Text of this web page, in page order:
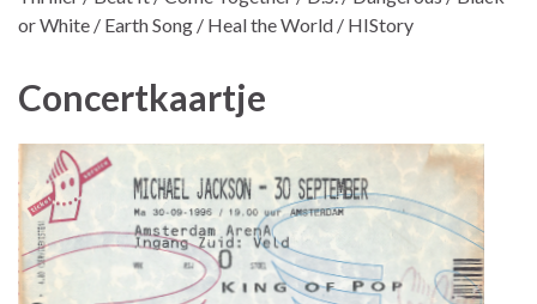
or White / Earth Song / Heal the World / HIStory
Concertkaartje